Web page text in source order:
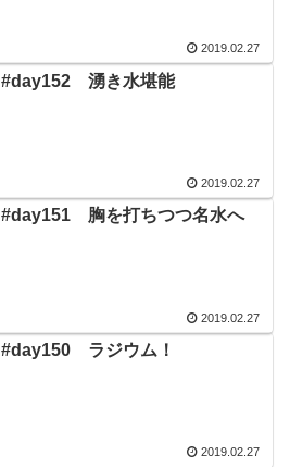
2019.02.27
#day152 湧き水堪能
2019.02.27
#day151 胸を打ちつつ名水へ
2019.02.27
#day150 ラジウム！
2019.02.27